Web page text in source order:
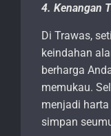
4. Kenangan
Di Trawas,
keindahan
berharga
memukau.
menjadi
simpan